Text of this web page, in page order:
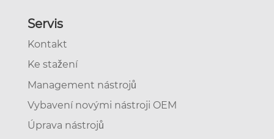
Servis
Kontakt
Ke stažení
Management nástrojů
Vybavení novými nástroji OEM
Úprava nástrojů